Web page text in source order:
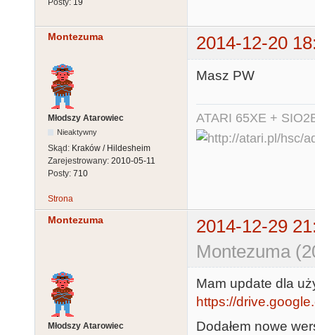
Posty: 19
Montezuma 2014-12-20
Młodszy Atarowiec
Nieaktywny
Skąd: Kraków / Hildesheim
Zarejestrowany: 2010-05-11
Posty: 710
Masz PW
ATARI 65XE +
Strona
Montezuma
2014-12-29
Montezuma
Młodszy Atarowiec
Mam update dla
https://
Dodałem nowe